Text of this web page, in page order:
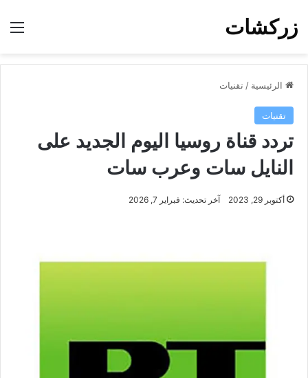
زركشات
الرئيسية / تقنيات
تقنيات
تردد قناة روسيا اليوم الجديد على
النايل سات وعرب سات
أكتوبر 29, 2023 آخر تحديث: فبراير 7, 2026